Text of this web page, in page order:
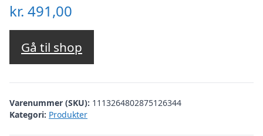
kr. 491,00
Gå til shop
Varenummer (SKU): 1113264802875126344
Kategori: Produkter